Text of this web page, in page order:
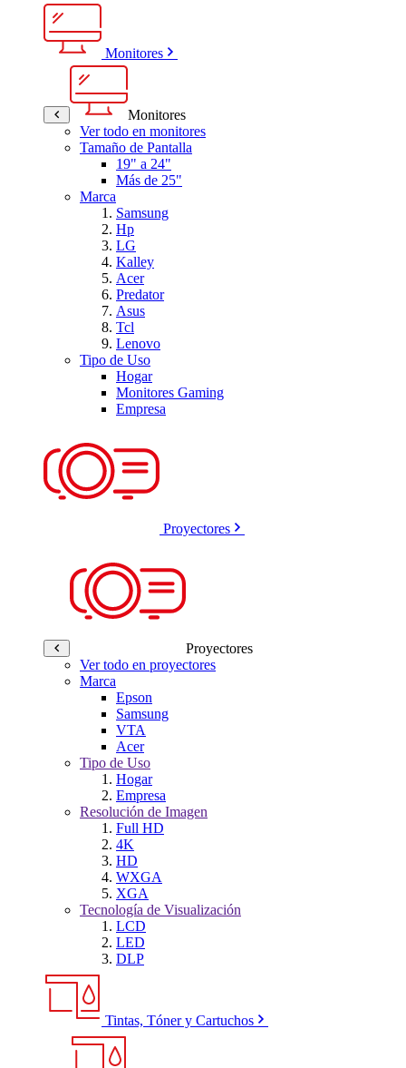
Monitores
Monitores
Ver todo en monitores
Tamaño de Pantalla
19" a 24"
Más de 25"
Marca
Samsung
Hp
LG
Kalley
Acer
Predator
Asus
Tcl
Lenovo
Tipo de Uso
Hogar
Monitores Gaming
Empresa
Proyectores
Proyectores
Ver todo en proyectores
Marca
Epson
Samsung
VTA
Acer
Tipo de Uso
Hogar
Empresa
Resolución de Imagen
Full HD
4K
HD
WXGA
XGA
Tecnología de Visualización
LCD
LED
DLP
Tintas, Tóner y Cartuchos